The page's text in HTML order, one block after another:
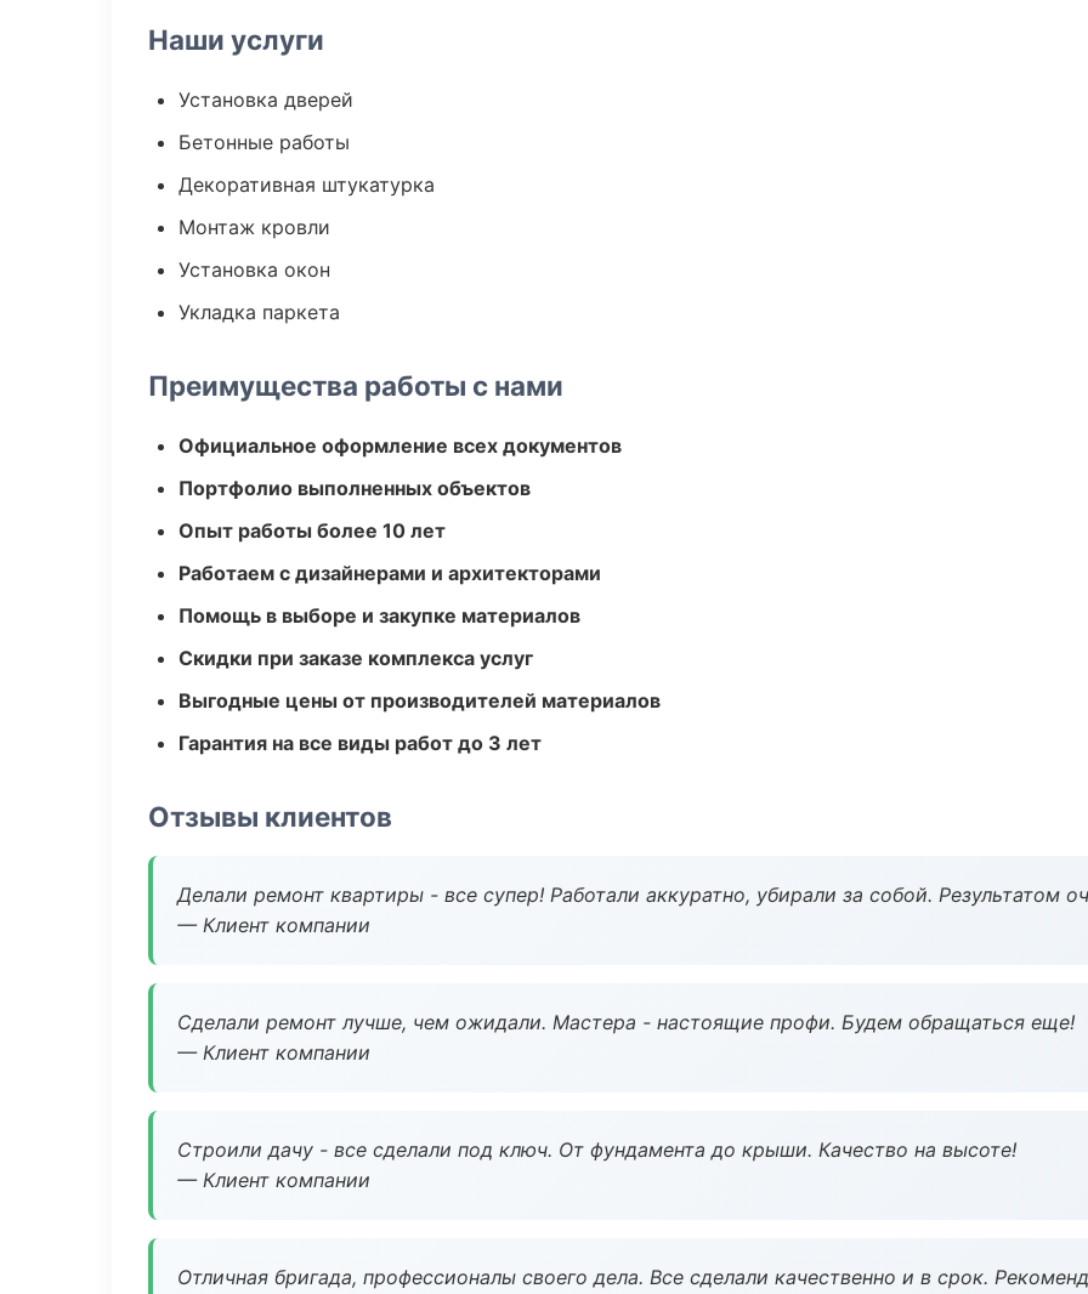
Наши услуги
Установка дверей
Бетонные работы
Декоративная штукатурка
Монтаж кровли
Установка окон
Укладка паркета
Преимущества работы с нами
Официальное оформление всех документов
Портфолио выполненных объектов
Опыт работы более 10 лет
Работаем с дизайнерами и архитекторами
Помощь в выборе и закупке материалов
Скидки при заказе комплекса услуг
Выгодные цены от производителей материалов
Гарантия на все виды работ до 3 лет
Отзывы клиентов
Делали ремонт квартиры - все супер! Работали аккуратно, убирали за собой. Результатом
— Клиент компании
Сделали ремонт лучше, чем ожидали. Мастера - настоящие профи. Будем обращаться еще!
— Клиент компании
Строили дачу - все сделали под ключ. От фундамента до крыши. Качество на высоте!
— Клиент компании
Отличная бригада, профессионалы своего дела. Все сделали качественно и в срок.